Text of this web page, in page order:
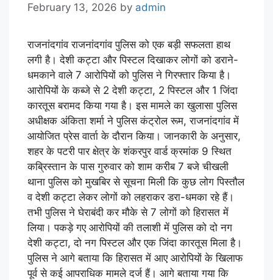
February 13, 2026 by admin
राजनांदगांव राजनांदगांव पुलिस को एक बड़ी सफलता हाथ
लगी है। देशी कट्टा और पिस्टल दिखाकर लोगों को डराने-
धमकाने वाले 7 आरोपियों को पुलिस ने गिरफ्तार किया है।
आरोपियों के कब्जे से 2 देशी कट्टा, 2 पिस्टल और 1 जिंदा
कारतूस बरामद किया गया है। इस मामले का खुलासा पुलिस
अधीक्षक अंकिता शर्मा ने पुलिस कंट्रोल रूम, राजनांदगांव में
आयोजित प्रेस वार्ता के दौरान किया। जानकारी के अनुसार,
शहर के पटरी पार क्षेत्र के शंकरपुर वार्ड क्रमांक 9 स्थित
कब्रिस्तान के पास गुरुवार को शाम करीब 7 बजे चीखली
थाना पुलिस को मुखबिर से सूचना मिली कि कुछ लोग पिस्तौल
व देशी कट्टा लेकर लोगों को लहराकर डरा-धमका रहे हैं।
तभी पुलिस ने घेराबंदी कर मौके से 7 लोगों को हिरासत में
लिया। पकड़े गए आरोपियों की तलाशी में पुलिस को दो नग
देशी कट्टा, दो नग पिस्टल और एक जिंदा कारतूस मिला है।
पुलिस ने आगे बताया कि हिरासत में आए आरोपियों के खिलाफ
पूर्व से कई आपराधिक मामले दर्ज हैं। आगे बताया गया कि